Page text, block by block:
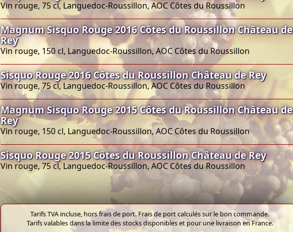
Vin rouge, 75 cl, Languedoc-Roussillon, AOC Côtes du Roussillon
Magnum Sisquo Rouge 2016 Côtes du Roussillon Château de
Rey
Vin rouge, 150 cl, Languedoc-Roussillon, AOC Côtes du Roussillon
Sisquo Rouge 2016 Côtes du Roussillon Château de Rey
Vin rouge, 75 cl, Languedoc-Roussillon, AOC Côtes du Roussillon
Magnum Sisquo Rouge 2015 Côtes du Roussillon Château de
Rey
Vin rouge, 150 cl, Languedoc-Roussillon, AOC Côtes du Roussillon
Sisquo Rouge 2015 Côtes du Roussillon Château de Rey
Vin rouge, 75 cl, Languedoc-Roussillon, AOC Côtes du Roussillon
Tarifs TVA incluse, hors frais de port. Frais de port calculés sur le bon commande.
Tarifs valables dans la limite des stocks disponibles et pour une livraison en France.